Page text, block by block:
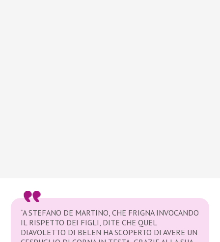
“A STEFANO DE MARTINO, CHE FRIGNA INVOCANDO
IL RISPETTO DEI FIGLI, DITE CHE QUEL
DIAVOLETTO DI BELEN HA SCOPERTO DI AVERE UN